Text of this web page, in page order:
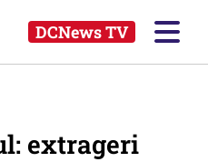
DCNews TV
extrageri